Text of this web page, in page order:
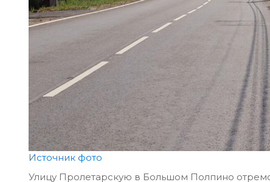
Источник фото
Улицу Пролетарскую в Большом Полпино